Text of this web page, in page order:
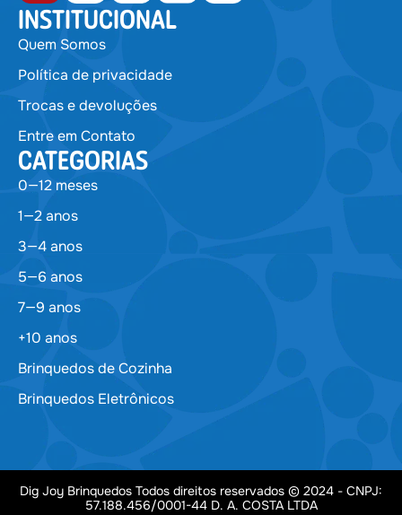
INSTITUCIONAL
Quem Somos
Política de privacidade
Trocas e devoluções
Entre em Contato
CATEGORIAS
0—12 meses
1—2 anos
3—4 anos
5—6 anos
7—9 anos
+10 anos
Brinquedos de Cozinha
Brinquedos Eletrônicos
Dig Joy Brinquedos Todos direitos reservados © 2024 - CNPJ:
57.188.456/0001-44 D. A. COSTA LTDA